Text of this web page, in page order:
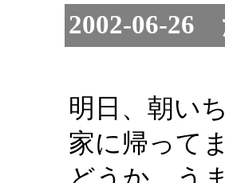
2002-06-26
明日、朝い
家に帰って